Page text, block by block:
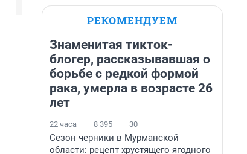
РЕКОМЕНДУЕМ
Знаменитая тикток-
блогер, рассказывавшая о
борьбе с редкой формой
рака, умерла в возрасте 26
лет
22 часа 8 395 30
Сезон черники в Мурманской
области: рецепт хрустящего ягодного